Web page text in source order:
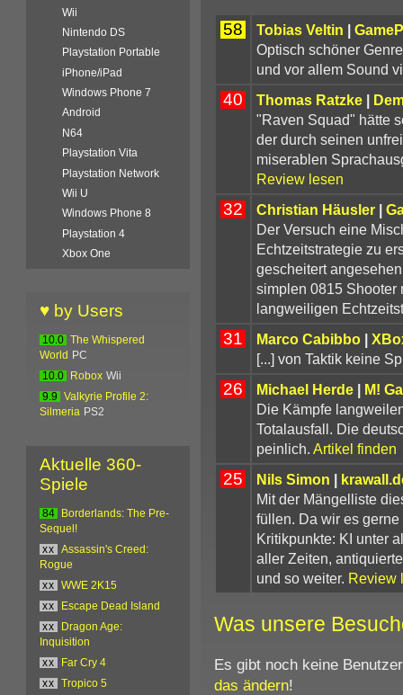
58 Tobias Veltin |
Optisch schöner
und vor allem Sound
40 Thomas Ratzke|
"Raven Squad" hätte
der durch seinen
miserablen
Review lesen
32 Christian Häusler|
Der Versuch eine
Echtzeitstrategie zu
gescheitert
simplen 0815 Shooter
langweiligen
31 Marco Cabibbo|
[...] von Taktik keine
26 Michael Herde| M!
Die Kämpfe
Totalausfall. Die
peinlich. Artikel finden
25 Nils Simon |
Mit der Mängelliste
füllen. Da wir es
Kritikpunkte: KI unter
aller Zeiten,
und so weiter. Review
Was unsere
Es gibt noch keine
das ändern!
Wii
Nintendo DS
Playstation Portable
iPhone/iPad
Windows Phone 7
Android
N64
Playstation Vita
Playstation Network
Wii U
Windows Phone 8
Playstation 4
Xbox One
♥ by Users
10.0
The Whispered
World
PC
10.0
Robox Wii
9.9
Valkyrie Profile 2:
Silmeria PS2
Aktuelle 360-
Spiele
84
Borderlands: The Pre-
Sequel!
xx
Assassin's Creed:
Rogue
xx
WWE 2K15
xx
Escape Dead Island
xx
Dragon Age:
Inquisition
xx
Far Cry 4
xx
Tropico 5